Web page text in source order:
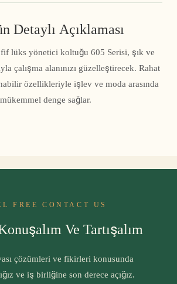
Detaylı Açıklaması
lüks yönetici koltuğu 605 Serisi, şık ve
çalışma alanınızı güzelleştirecek. Rahat
özellikleriyle işlev ve moda arasında
mükemmel denge sağlar.
FREE CONTACT US
Ve Tartışalım
çözümleri ve fikirleri konusunda
ve iş birliğine son derece açığız.